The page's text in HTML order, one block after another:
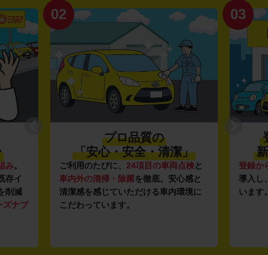
み。
存イ
削減
ズナブ
02
プロ品質の
「安心・安全・清潔」
ご利用のたびに、 24項目の車両点検と
車内外の清掃・除菌を徹底。安心感と
清潔感を感じていただける車内環境に
こだわっています。
03
登録か
導入し
います